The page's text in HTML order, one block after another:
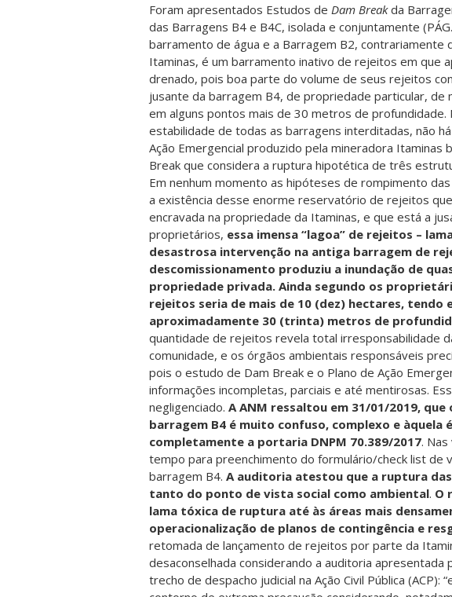
Foram apresentados Estudos de Dam Breakda
das Barragens B4 e B4C, isolada e conjuntamente
barramento de água e a Barragem B2, contrariamente
Itaminas, é um barramento inativo de rejeitos em que
drenado, pois boa parte do volume de seus rejeitos
jusante da barragem B4, de propriedade particular, de
em alguns pontos mais de 30 metros de profundidade.
estabilidade de todas as barragens interditadas, não
Ação Emergencial produzido pela mineradora Itaminas
Break que considera a ruptura hipotética de três
Em nenhum momento as hipóteses de rompimento
a existência desse enorme reservatório de rejeitos
encravada na propriedade da Itaminas, e que está a
proprietários, essa imensa “lagoa” de rejeitos –
desastrosa intervenção na antiga barragem de
descomissionamento produziu a inundação de
propriedade privada. Ainda segundo os
rejeitos seria de mais de 10 (dez) hectares, tendo
aproximadamente 30 (trinta) metros de
quantidade de rejeitos revela total irresponsabilidade
comunidade, e os órgãos ambientais responsáveis
pois o estudo de Dam Break e o Plano de Ação
informações incompletas, parciais e até mentirosas.
negligenciado. A ANM ressaltou em 31/01/2019, que
barragem B4 é muito confuso, complexo e àquela
completamente a portaria DNPM 70.389/2017.
tempo para preenchimento do formulário/check list de
barragem B4. A auditoria atestou que a ruptura
tanto do ponto de vista social como ambiental. O
lama tóxica de ruptura até às áreas mais
operacionalização de planos de contingência e
retomada de lançamento de rejeitos por parte da
desaconselhada considerando a auditoria apresentada
trecho de despacho judicial na Ação Civil Pública